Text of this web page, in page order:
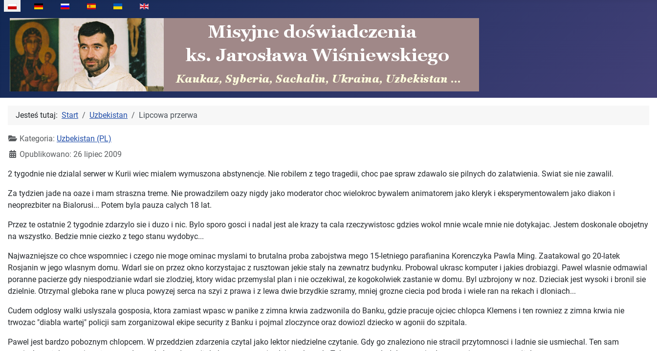
Wybierz swój język
Jesteś tutaj: Start Uzbekistan Lipcowa przerwa
Kategoria: Uzbekistan (PL)
Opublikowano: 26 lipiec 2009
2 tygodnie nie dzialal serwer w Kurii wiec mialem wymuszona abstynencje. Nie robilem z tego tragedii, choc pae spraw zdawalo sie pilnych do zalatwienia. Swiat sie nie zawalil.
Za tydzien jade na oaze i mam straszna treme. Nie prowadzilem oazy nigdy jako moderator choc wielokroc bywalem animatorem jako kleryk i eksperymentowalem jako diakon i
neoprezbiter na Bialorusi... Potem byla pauza calych 18 lat.
Przez te ostatnie 2 tygodnie zdarzylo sie i duzo i nic. Bylo sporo gosci i nadal jest ale krazy ta cala rzeczywistosc gdzies wokol mnie wcale mnie nie dotykajac. Jestem doskonale obojetny
na wszystko. Bedzie mnie ciezko z tego stanu wydobyc...
Najwazniejsze co chce wspomniec i czego nie moge ominac myslami to brutalna proba zabojstwa mego 15-letniego parafianina Korenczyka Pawla Ming. Zaatakowal go 20-latek
Rosjanin w jego wlasnym domu. Wdarl sie on przez okno korzystajac z rusztowan jekie staly na zewnatrz budynku. Probowal ukrasc komputer i jakies drobiazgi. Pawel wlasnie odmawial
poranne pacierze gdy niespodzianie wdarl sie zlodziej, ktory widac przemyslal plan i nie oczekiwal, ze kogokolwiek zastanie w domu. Byl uzbrojony w noz. Dzieciak jest wysoki i bronil sie
dzielnie. Otrzymal gleboka rane w pluca powyzej serca na szyi z prawa i z lewa dwie brzydkie szramy, mniej grozne ciecia pod broda i wiele ran na rekach i dloniach...
Cudem odglosy walki uslyszala gosposia, ktora zamiast wpasc w panike z zimna krwia zadzwonila do Banku, gdzie pracuje ojciec chlopca Klemens i ten rowniez z zimna krwia nie
trwozac "diabla wartej" policji sam zorganizowal ekipe security z Banku i pojmal zloczynce oraz dowiozl dziecko w agonii do szpitala.
Pawel jest bardzo poboznym chlopcem. W przeddzien zdarzenia czytal jako lektor niedzielne czytanie. Gdy go znaleziono nie stracil przytomnosci i ladnie sie usmiechal. Ten sam